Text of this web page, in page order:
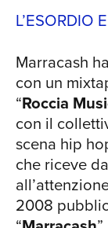
nella
liriche. “SANTERIA” E “PERSONA”: LA
CRESCITA
Marracash
di Guè
Accade”, in
scrittura e
destinato a
scena rap
“Santeria
L’ESORDIO
Marracash
con un
“Roccia
con il
scena hip
che riceve
2008